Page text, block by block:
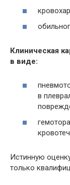
Клиническая
в виде:
в
Истинную
только